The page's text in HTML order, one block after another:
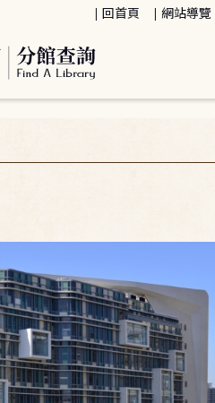
回首頁 網站導覽